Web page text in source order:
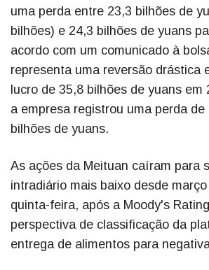
uma perda entre 23,3 bilhões de
bilhões) e 24,3 bilhões de yuans
acordo com um comunicado à
representa uma reversão drástica
lucro de 35,8 bilhões de yuans em
a empresa registrou uma perda de
bilhões de yuans.
As ações da Meituan caíram para
intradiário mais baixo desde
quinta-feira, após a Moody's
perspectiva de classificação da
entrega de alimentos para